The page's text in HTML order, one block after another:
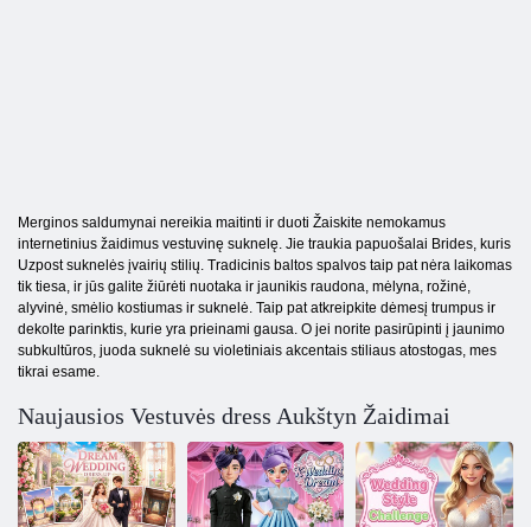
Merginos saldumynai nereikia maitinti ir duoti Žaiskite nemokamus
internetinius žaidimus vestuvinę suknelę. Jie traukia papuošalai Brides, kuris
Uzpost suknelės įvairių stilių. Tradicinis baltos spalvos taip pat nėra laikomas
tik tiesa, ir jūs galite žiūrėti nuotaka ir jaunikis raudona, mėlyna, rožinė,
alyvinė, smėlio kostiumas ir suknelė. Taip pat atkreipkite dėmesį trumpus ir
dekolte parinktis, kurie yra prieinami gausa. O jei norite pasirūpinti į jaunimo
subkultūros, juoda suknelė su violetiniais akcentais stiliaus atostogas, mes
tikrai esame.
Naujausios Vestuvės dress Aukštyn Žaidimai